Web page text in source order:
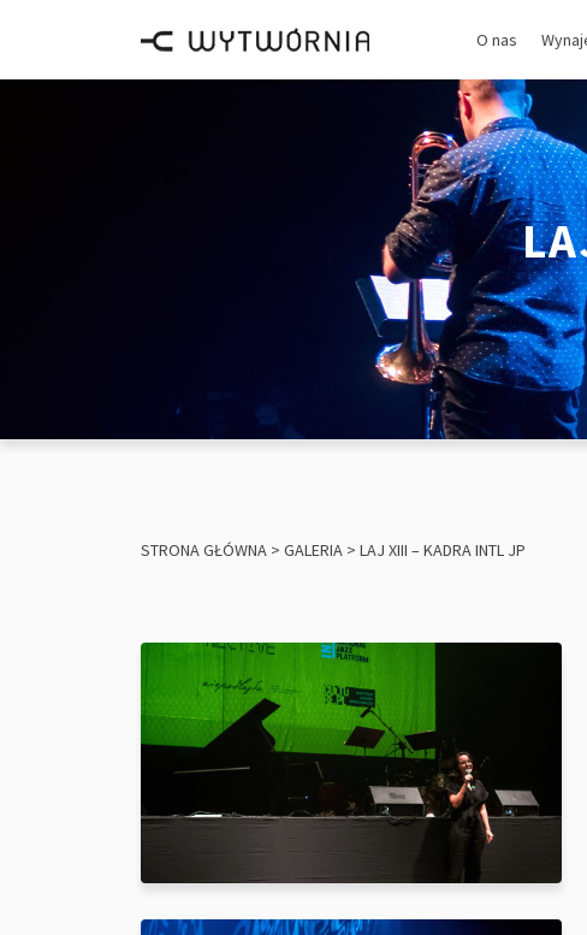
O nas
STRONA GŁÓWNA > GALERIA > LAJ XIII – KADRA INTL JP